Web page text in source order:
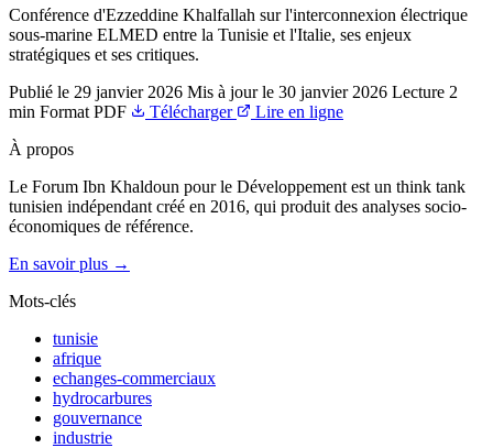
Conférence d'Ezzeddine Khalfallah sur l'interconnexion électrique
sous-marine ELMED entre la Tunisie et l'Italie, ses enjeux
stratégiques et ses critiques.
Publié le 29 janvier 2026 Mis à jour le 30 janvier 2026 Lecture 2
min Format PDF Télécharger
Lire en ligne
À propos
Le Forum Ibn Khaldoun pour le Développement est un think tank
tunisien indépendant créé en 2016, qui produit des analyses socio-
économiques de référence.
En savoir plus →
Mots-clés
tunisie
afrique
echanges-commerciaux
hydrocarbures
gouvernance
industrie